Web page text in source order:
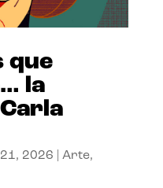
que
la
2026 Arte,